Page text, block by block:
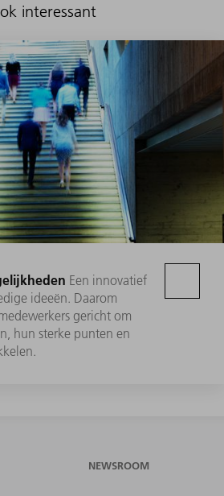
interessant
Een innovatief
ideeën. Daarom
gericht om
hun sterke punten en
NEWSROOM